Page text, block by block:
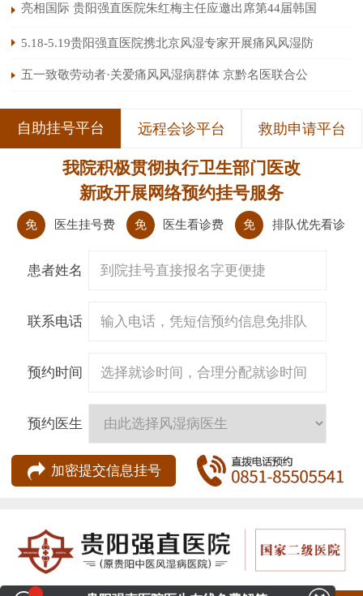
亮相国际 贵阳强直医院朱红梅主任应邀出席第44届韩国
5.18-5.19贵阳强直医院携北京风湿专家开展痛风风湿防
五一致敬劳动者·关爱痛风风湿病群体 京黔名医联合公
自助挂号平台 远程会诊平台 救助申请平台
我院积极贯彻执行卫生部门医改
新政开展网络预约挂号服务
免 医生挂号费 免 医生看诊费 免 排队优先看诊
患者姓名
联系电话
预约时间
预约医生